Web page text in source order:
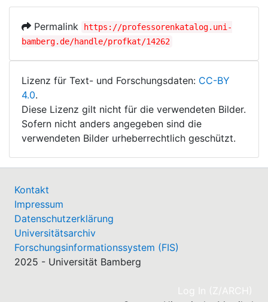
Permalink
https://professorenkatalog.uni-
bamberg.de/handle/profkat/14262
Lizenz für Text- und Forschungsdaten: CC-BY
4.0.
Diese Lizenz gilt nicht für die verwendeten Bilder.
Sofern nicht anders angegeben sind die
verwendeten Bilder urheberrechtlich geschützt.
Kontakt
Impressum
Datenschutzerklärung
Universitätsarchiv
Forschungsinformationssystem (FIS)
2025 - Universität Bamberg
Log In (Z/ARCH)